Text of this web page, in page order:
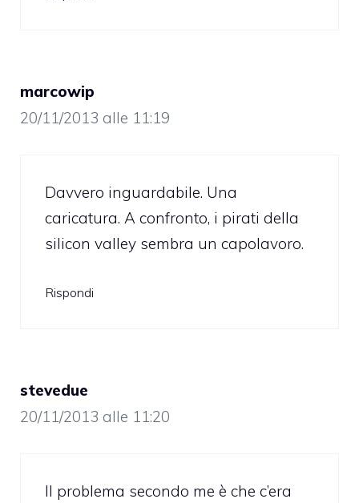
marcowip
20/11/2013 alle 11:19
Davvero inguardabile. Una
caricatura. A confronto, i pirati della
silicon valley sembra un capolavoro.
Rispondi
stevedue
20/11/2013 alle 11:20
Il problema secondo me è che c’era